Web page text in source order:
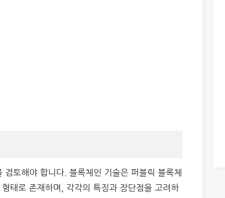
토해야 합니다. 블록체인 기술은 퍼블릭 블록체
태로 존재하며, 각각의 특징과 장단점을 고려하